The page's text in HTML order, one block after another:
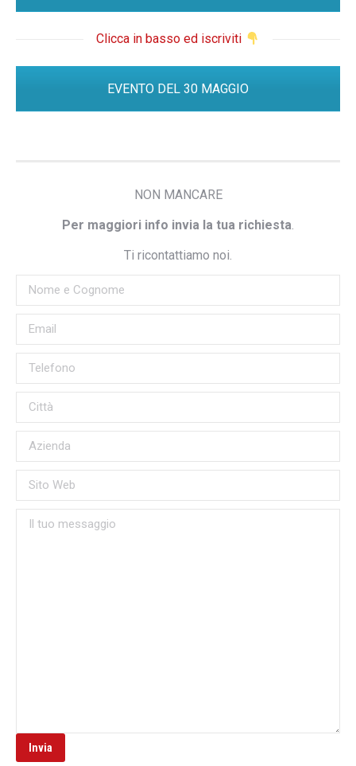
Clicca in basso ed iscriviti
EVENTO DEL 30 MAGGIO
NON MANCARE
Per maggiori info invia la tua richiesta.
Ti ricontattiamo noi.